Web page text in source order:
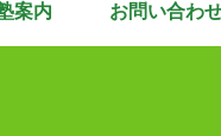
案内 お問い合わ